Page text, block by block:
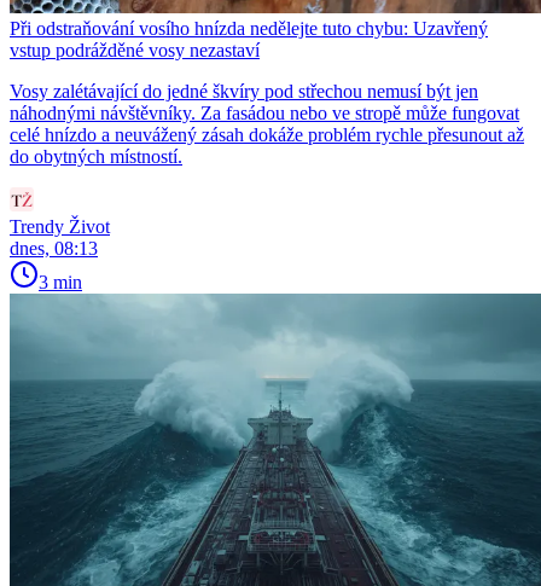
Při odstraňování vosího hnízda nedělejte tuto chybu: Uzavřený
vstup podrážděné vosy nezastaví
Vosy zalétávající do jedné škvíry pod střechou nemusí být jen
náhodnými návštěvníky. Za fasádou nebo ve stropě může fungovat
celé hnízdo a neuvážený zásah dokáže problém rychle přesunout až
do obytných místností.
Trendy Život
dnes, 08:13
3 min